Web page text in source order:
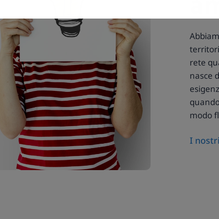
rete
nasce
modo
I